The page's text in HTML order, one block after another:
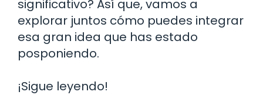
significativo? Así que, vamos a
explorar juntos cómo puedes integrar
esa gran idea que has estado
posponiendo.
¡Sigue leyendo!